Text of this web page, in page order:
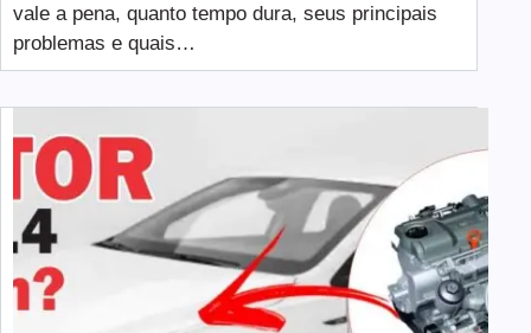
vale a pena, quanto tempo dura, seus principais
problemas e quais…